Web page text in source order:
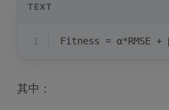
TEXT
1 Fitness = α*RMSE
其中：